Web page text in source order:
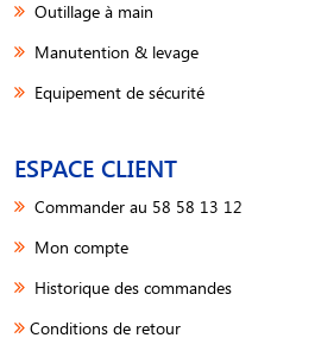
Outillage à main
Manutention & levage
Equipement de sécurité
ESPACE CLIENT
Commander au 58 58 13 12
Mon compte
Historique des commandes
Conditions de retour